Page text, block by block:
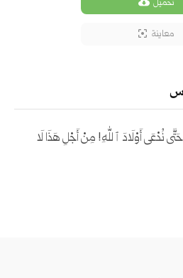
تحميل
معاينة
نُدْعَى أَوْلَادَ ٱللهِ! مِنْ أَجْلِ هَذَا لَا